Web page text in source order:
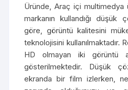
Üründe, Araç içi multimedya
markanın kullandığı düşük
göre, görüntü kalitesini
teknolojisini kullanılmaktadır.
HD olmayan iki görüntü
gösterilmektedir. Düşük
ekranda bir film izlerken,